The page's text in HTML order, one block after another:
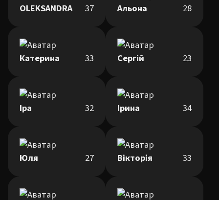
OLEKSANDRA 37 Альона 28
Катерина 33 Сергій 23
Іра 32 Ірина 34
Юля 27 Вікторія 33